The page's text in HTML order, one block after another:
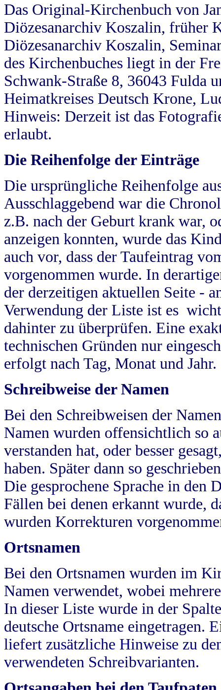
Das Original-Kirchenbuch von
Diözesanarchiv Koszalin, früher
Diözesanarchiv Koszalin,
des Kirchenbuches liegt in der
Schwank-Straße 8, 36043 Fulda
Heimatkreises Deutsch Krone,
Hinweis: Derzeit ist das
erlaubt.
Die Reihenfolge der Einträge
Die ursprüngliche Reihenfolge
Ausschlaggebend war die
z.B. nach der Geburt krank war,
anzeigen konnten, wurde das
auch vor, dass der Taufeintrag
vorgenommen wurde. In
der derzeitigen aktuellen Seite -
Verwendung der Liste ist es
dahinter zu überprüfen. Eine
technischen Gründen nur
erfolgt nach Tag, Monat und Jahr.
Schreibweise der Namen
Bei den Schreibweisen der
Namen wurden offensichtlich so
verstanden hat, oder besser
haben. Später dann so
Die gesprochene Sprache in
Fällen bei denen erkannt wurde,
wurden Korrekturen
Ortsnamen
Bei den Ortsnamen wurden im
Namen verwendet, wobei
In dieser Liste wurde in der
deutsche Ortsname eingetragen.
liefert zusätzliche Hinweise zu
verwendeten Schreibvarianten.